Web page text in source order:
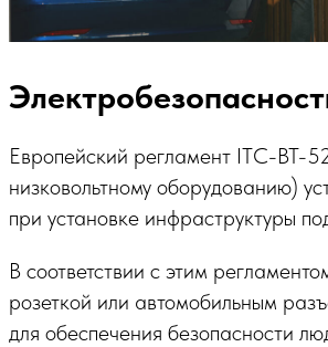
Европейский регламент ITC-BT-
низковольтному оборудованию)
при установке инфраструктуры
В соответствии с этим
розеткой или автомобильным
для обеспечения безопасности